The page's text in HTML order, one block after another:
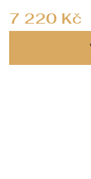
7 220 Kč